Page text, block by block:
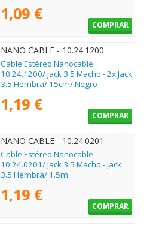
1,09 €
COMPRAR
NANO CABLE - 10.24.1200
Cable Estéreo Nanocable
10.24.1200/ Jack 3.5 Macho - 2x Jack
3.5 Hembra/ 15cm/ Negro
1,19 €
COMPRAR
NANO CABLE - 10.24.0201
Cable Estéreo Nanocable
10.24.0201/ Jack 3.5 Macho - Jack
3.5 Hembra/ 1.5m
1,19 €
COMPRAR